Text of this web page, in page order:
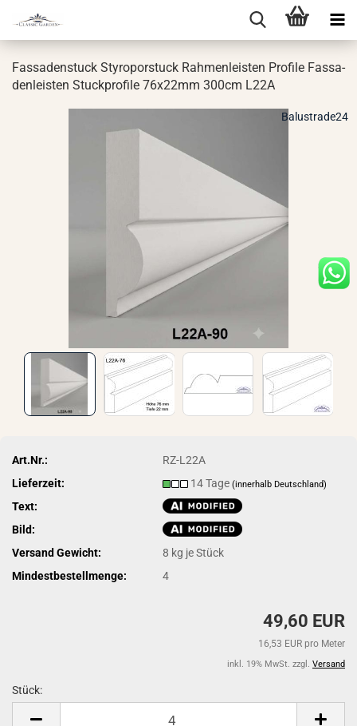
Fas­sa­den­stuck Sty­ro­por­stuck Rah­men­leis­ten Pro­fi­le Fas­sa­
den­leis­ten Stuck­pro­fi­le 76x22mm 300cm L22A
Balustrade24
Art.Nr.:
RZ-L22A
Lieferzeit:
14 Tage(innerhalb Deutschland)
Text:
Bild:
Versand Gewicht:
8 kg je Stück
Mindestbestellmenge:
4
49,60 EUR
16,53 EUR pro Meter
inkl. 19% MwSt. zzgl. Versand
Stück: